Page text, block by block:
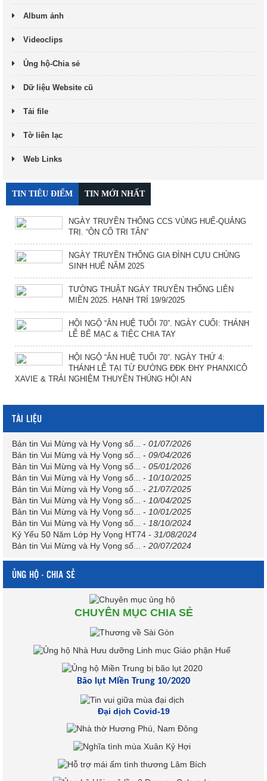
Album ảnh
Videoclips
Ủng hộ-Chia sẻ
Dữ liệu Website cũ
Tải file
Tờ liên lạc
Web Links
TIN TIÊU ĐIỂM TIN MỚI NHẤT
NGÀY TRUYỀN THỐNG CCS VÙNG HUẾ-QUẢNG
TRỊ. “ÔN CỐ TRI TÂN”
NGÀY TRUYỀN THỐNG GIA ĐÌNH CỰU CHỦNG
SINH HUẾ NĂM 2025
TƯỜNG THUẬT NGÀY TRUYỀN THỐNG LIÊN
MIỀN 2025. HẠNH TRÍ 19/9/2025
HỘI NGỘ “ÂN HUỆ TUỔI 70”. NGÀY CUỐI: THÁNH
LỄ BẾ MẠC & TIỆC CHIA TAY
HỘI NGỘ “ÂN HUỆ TUỔI 70”. NGÀY THỨ 4:
THÁNH LỄ TẠI TỪ ĐƯỜNG ĐĐK ĐHY PHANXICÔ
XAVIE & TRẢI NGHIỆM THUYỀN THÚNG HỘI AN
TÀI LIỆU
Bản tin Vui Mừng và Hy Vọng số... - 01/07/2026
Bản tin Vui Mừng và Hy Vọng số...
- 09/04/2026
Bản tin Vui Mừng và Hy Vọng số...
- 05/01/2026
Bản tin Vui Mừng và Hy Vọng số...
- 10/10/2025
Bản tin Vui Mừng và Hy Vọng số...
- 21/07/2025
Bản tin Vui Mừng và Hy Vọng số...
- 10/04/2025
Bản tin Vui Mừng và Hy Vọng số...
- 10/01/2025
Bản tin Vui Mừng và Hy Vọng số...
- 18/10/2024
Kỷ Yếu 50 Năm Lớp Hy Vọng HT74 - 31/08/2024
Bản tin Vui Mừng và Hy Vọng số...
- 20/07/2024
ỦNG HỘ - CHIA SẺ
CHUYÊN MỤC CHIA SẺ
Bão lụt Miền Trung 10/2020
Đại dịch Covid-19